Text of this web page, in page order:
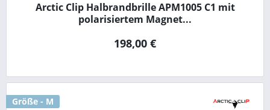
Arctic Clip Halbrandbrille APM1005 C1 mit
polarisiertem Magnet...
198,00 €
Größe - M